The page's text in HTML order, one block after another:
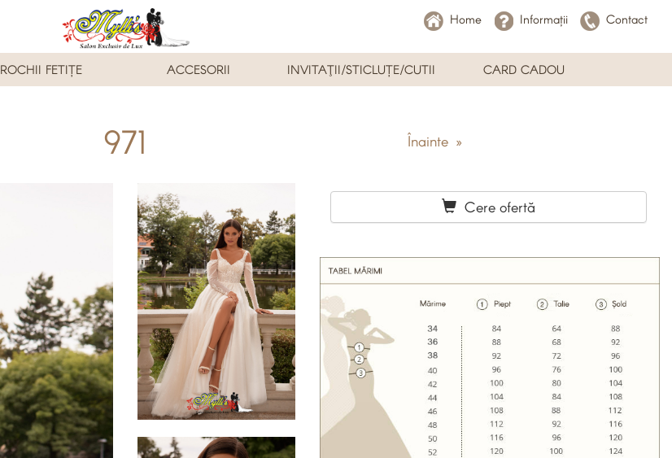
Home Informații Contact
ROCHII FETIȚE ACCESORII INVITAŢII/STICLUȚE/CUTII CARD CADOU
971 Înainte »
Cere ofertă